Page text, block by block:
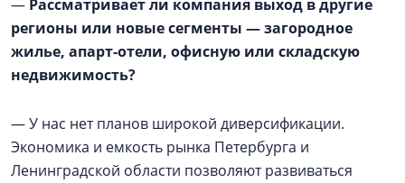
— Рассматривает ли компания выход в другие
регионы или новые сегменты — загородное
жилье, апарт-отели, офисную или складскую
недвижимость?
— У нас нет планов широкой диверсификации.
Экономика и емкость рынка Петербурга и
Ленинградской области позволяют развиваться